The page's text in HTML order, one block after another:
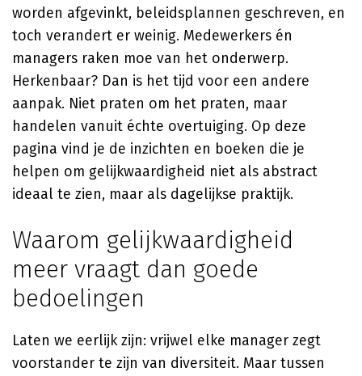
worden afgevinkt, beleidsplannen geschreven, en
toch verandert er weinig. Medewerkers én
managers raken moe van het onderwerp.
Herkenbaar? Dan is het tijd voor een andere
aanpak. Niet praten om het praten, maar
handelen vanuit échte overtuiging. Op deze
pagina vind je de inzichten en boeken die je
helpen om gelijkwaardigheid niet als abstract
ideaal te zien, maar als dagelijkse praktijk.
Waarom gelijkwaardigheid
meer vraagt dan goede
bedoelingen
Laten we eerlijk zijn: vrijwel elke manager zegt
voorstander te zijn van diversiteit. Maar tussen